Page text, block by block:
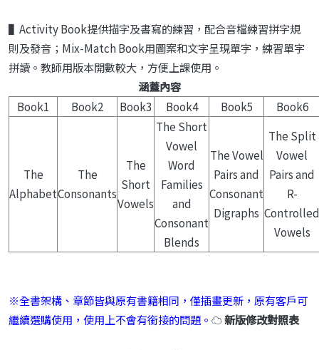
▌Activity Book提供描字及書寫的練習，配合音檔練習拼字規
則及發音；Mix-Match Book用圖案和文字呈現單字，練習單字
拼讀。教師用版本開數較大，方便上課使用。
涵蓋內容
Book1
Book2 Book3 Book4 Book5 Book6
The
Alphabet
The
Consonants
The
Short
Vowels
The Short
Vowel
Word
Families
and
Consonant
Blends
The Vowel
Pairs and
Consonant
Digraphs
The Split
Vowel
Pairs and
R-
Controlled
Vowels
※全書架構、章節皆與原有書籍相同，僅插畫更新，原有客戶可
繼續選購使用，使用上不會有銜接的問題。 ☁新版修改對照表